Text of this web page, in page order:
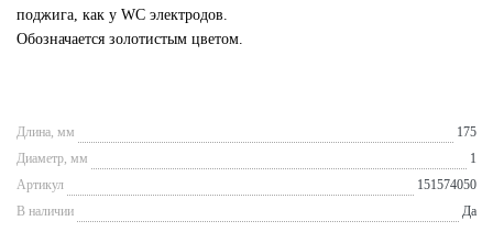
поджига, как у WC электродов.
Обозначается золотистым цветом.
Длина, мм
175
Диаметр, мм
1
Артикул
151574050
В наличии
Да